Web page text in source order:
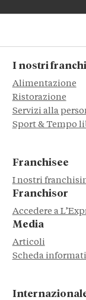
I nostri
Alimentazione
Ristorazione
Servizi alla
Sport & Tempo
Franchisee
I nostri
Franchisor
Accedere a
Media
Articoli
Scheda